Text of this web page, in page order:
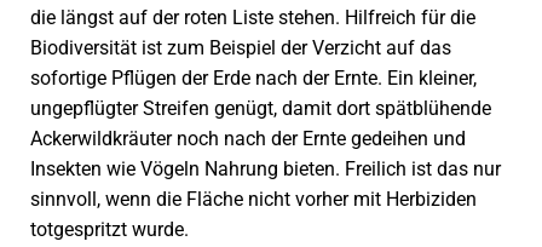
die längst auf der roten Liste stehen. Hilfreich für die
Biodiversität ist zum Beispiel der Verzicht auf das
sofortige Pflügen der Erde nach der Ernte. Ein kleiner,
ungepflügter Streifen genügt, damit dort spätblühende
Ackerwildkräuter noch nach der Ernte gedeihen und
Insekten wie Vögeln Nahrung bieten. Freilich ist das nur
sinnvoll, wenn die Fläche nicht vorher mit Herbiziden
totgespritzt wurde.